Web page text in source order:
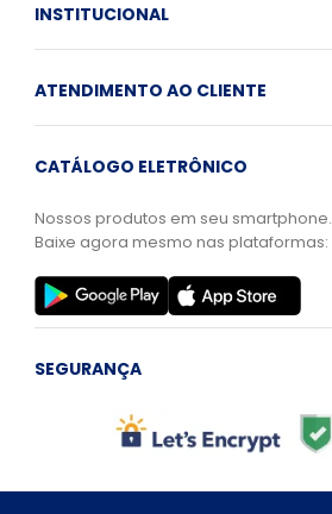
INSTITUCIONAL
ATENDIMENTO AO CLIENTE
CATÁLOGO ELETRÔNICO
Nossos produtos em seu smartphone.
Baixe agora mesmo nas plataformas:
SEGURANÇA